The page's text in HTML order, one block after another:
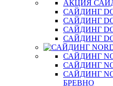
АКЦИЯ
САЙДИНГ
САЙДИНГ
САЙДИНГ
САЙДИНГ
САЙДИНГ
САЙДИНГ
САЙДИНГ
БРЕВНО